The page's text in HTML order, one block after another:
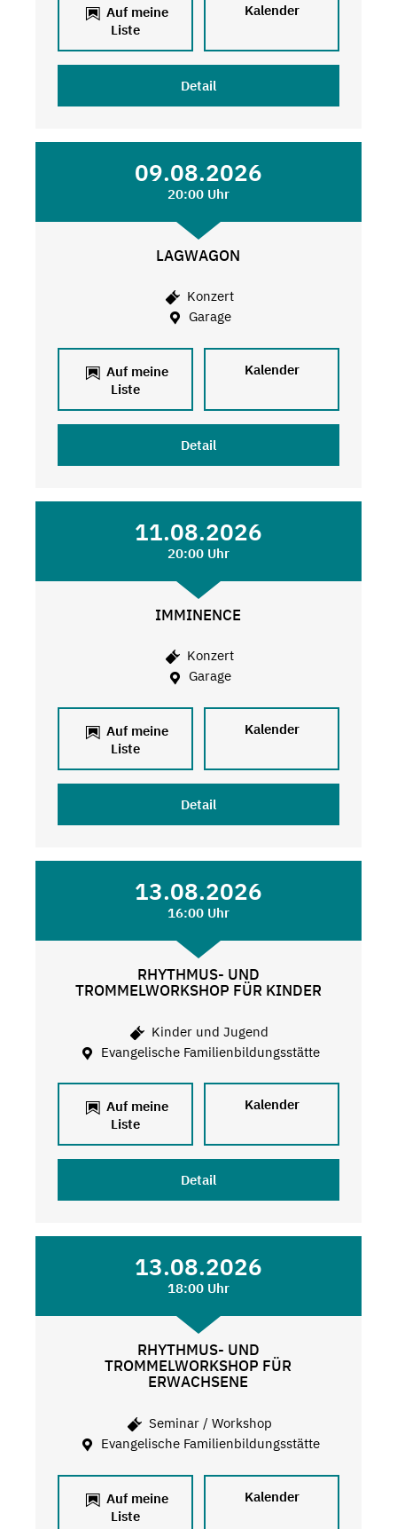
Auf meine
Liste
Kalender
Detail
09.08.2026
20:00 Uhr
LAGWAGON
Konzert
Garage
Auf meine
Liste
Kalender
Detail
11.08.2026
20:00 Uhr
IMMINENCE
Konzert
Garage
Auf meine
Liste
Kalender
Detail
13.08.2026
16:00 Uhr
RHYTHMUS- UND
TROMMELWORKSHOP FÜR KINDER
Kinder und Jugend
Evangelische Familienbildungsstätte
Auf meine
Liste
Kalender
Detail
13.08.2026
18:00 Uhr
RHYTHMUS- UND
TROMMELWORKSHOP FÜR
ERWACHSENE
Seminar / Workshop
Evangelische Familienbildungsstätte
Auf meine
Liste
Kalender